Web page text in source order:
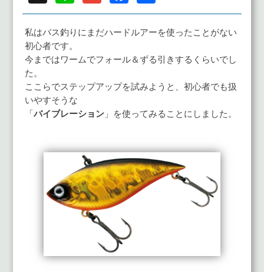
有
私はバス釣りにまだハードルアーを使ったことがない
初心者です。
今まではワームでフォール＆ずる引きするくらいでし
た。
ここらでステップアップを試みようと、初心者でも扱
いやすそうな
「 バイブレーション 」を使ってみることにしました。